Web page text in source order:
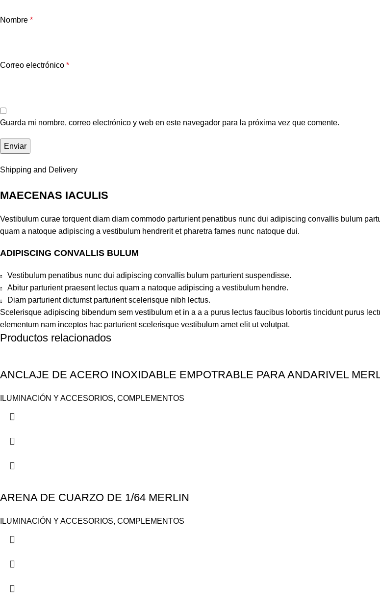
Nombre *
Correo electrónico *
Guarda mi nombre, correo electrónico y web en este navegador para la próxima vez que comente.
Shipping and Delivery
MAECENAS IACULIS
Vestibulum curae torquent diam diam commodo parturient penatibus nunc dui adipiscing convallis bulum
quam a natoque adipiscing a vestibulum hendrerit et pharetra fames nunc natoque dui.
ADIPISCING CONVALLIS BULUM
Vestibulum penatibus nunc dui adipiscing convallis bulum parturient suspendisse.
Abitur parturient praesent lectus quam a natoque adipiscing a vestibulum hendre.
Diam parturient dictumst parturient scelerisque nibh lectus.
Scelerisque adipiscing bibendum sem vestibulum et in a a a purus lectus faucibus lobortis tincidunt purus
elementum nam inceptos hac parturient scelerisque vestibulum amet elit ut volutpat.
Productos relacionados
ANCLAJE DE ACERO INOXIDABLE EMPOTRABLE PARA ANDARIVEL
ILUMINACIÓN Y ACCESORIOS, COMPLEMENTOS
ARENA DE CUARZO DE 1/64 MERLIN
ILUMINACIÓN Y ACCESORIOS, COMPLEMENTOS